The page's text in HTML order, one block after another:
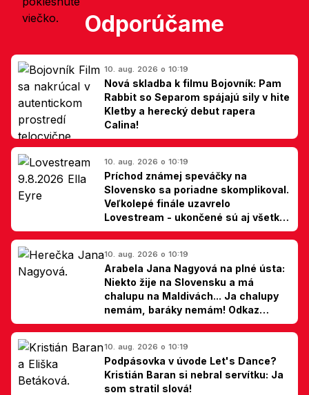
Odporúčame
10. aug. 2026 o 10:19
Nová skladba k filmu Bojovník: Pam
Rabbit so Separom spájajú sily v hite
Kletby a herecký debut rapera
Calina!
10. aug. 2026 o 10:19
Príchod známej speváčky na
Slovensko sa poriadne skomplikoval.
Veľkolepé finále uzavrelo
Lovestream - ukončené sú aj všetky
špekulácie
10. aug. 2026 o 10:19
Arabela Jana Nagyová na plné ústa:
Niekto žije na Slovensku a má
chalupu na Maldivách... Ja chalupy
nemám, baráky nemám! Odkaz
Slovákom
10. aug. 2026 o 10:19
Podpásovka v úvode Let's Dance?
Kristián Baran si nebral servítku: Ja
som stratil slová!